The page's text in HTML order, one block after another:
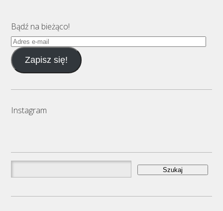
Bądź na bieżąco!
Adres
e-
mailZapisz się!
Instagram
Szukaj: